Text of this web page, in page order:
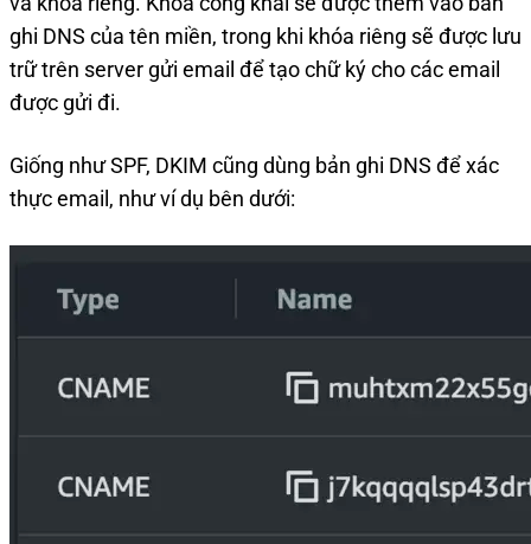
ghi DNS của tên miền, trong khi khóa riêng sẽ được lưu
trữ trên server gửi email để tạo chữ ký cho các email
được gửi đi.
Giống như SPF, DKIM cũng dùng bản ghi DNS để xác
thực email, như ví dụ bên dưới: